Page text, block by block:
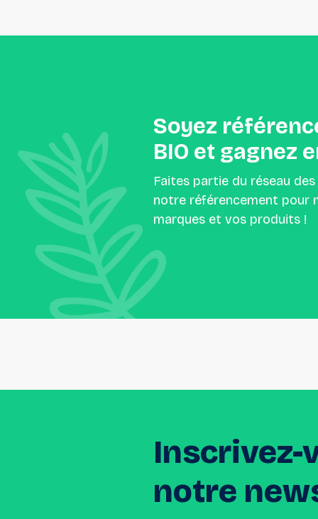
Soyez
BIO et gagnez
Faites partie du réseau
notre référencement pour
marques et vos produits !
Inscrivez-
notre